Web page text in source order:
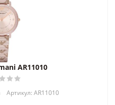
AR11010
Артикул: AR11010